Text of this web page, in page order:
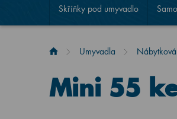
Skříňky pod umyvadlo
Umyvadla
Mini 55